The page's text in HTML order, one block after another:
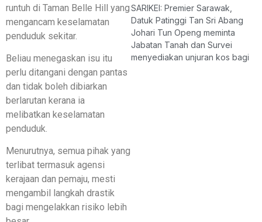
runtuh di Taman Belle Hill yang
mengancam keselamatan
penduduk sekitar.
Beliau menegaskan isu itu
perlu ditangani dengan pantas
dan tidak boleh dibiarkan
berlarutan kerana ia
melibatkan keselamatan
penduduk.
Menurutnya, semua pihak yang
terlibat termasuk agensi
kerajaan dan pemaju, mesti
mengambil langkah drastik
bagi mengelakkan risiko lebih
SARIKEI: Premier Sarawak,
Datuk Patinggi Tan Sri Abang
Johari Tun Openg meminta
Jabatan Tanah dan Survei
menyediakan unjuran kos bagi